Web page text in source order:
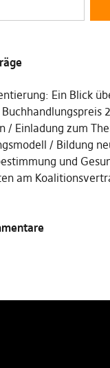
Ein Blick
Buchhandlungspreis
Einladung zum
Bildung
und
am